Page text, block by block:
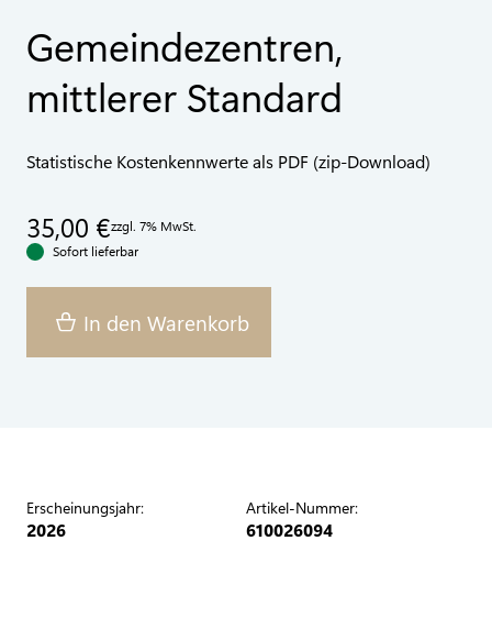
Gemeindezentren,
mittlerer Standard
Statistische Kostenkennwerte als PDF (zip-Download)
35,00 €zzgl. 7% MwSt.
Sofort lieferbar
In den Warenkorb
Erscheinungsjahr:
2026
Artikel-Nummer:
610026094